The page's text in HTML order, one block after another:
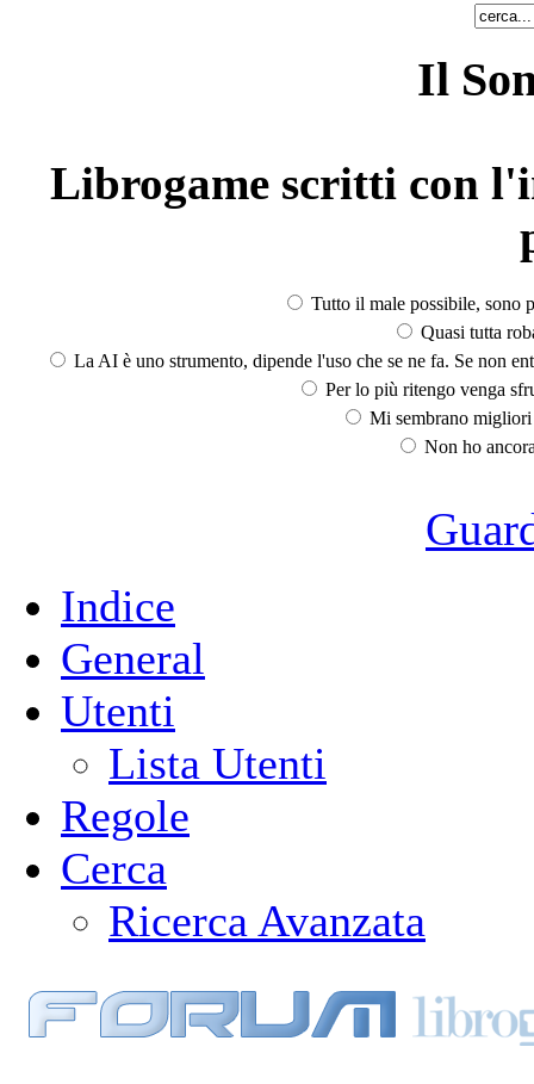
Il
Librogame scritti con
Tutto il male possibile, sono
Quasi tutta
La AI è uno strumento, dipende l'uso che se ne fa. Se non
Per lo più ritengo venga
Mi sembrano
Non ho
Indice
General
Utenti
Lista Utenti
Regole
Cerca
Ricerca Avanzata